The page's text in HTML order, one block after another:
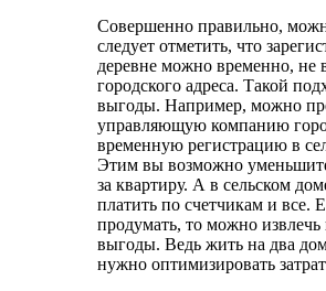
Совершенно правильно,
следует отметить, что
деревне можно временно, не
городского адреса. Такой
выгоды. Например, можно
управляющую компанию
временную регистрацию в
Этим вы возможно
за квартиру. А в сельском
платить по счетчикам и все.
продумать, то можно извлечь
выгоды. Ведь жить на два
нужно оптимизировать